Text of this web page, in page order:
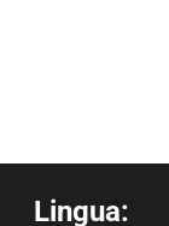
Lingua: